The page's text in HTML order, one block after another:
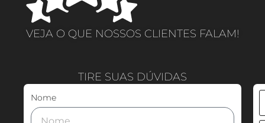
VEJA O QUE NOSSOS CLIENTES FALAM!
TIRE SUAS DÚVIDAS
Nome